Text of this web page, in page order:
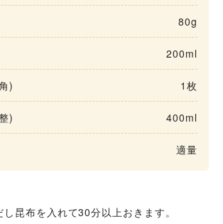
80g
200ml
) 1枚
) 400ml
適量
昆布を入れて30分以上おきます。